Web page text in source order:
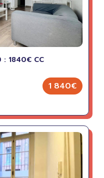
1840€ CC
1 840€